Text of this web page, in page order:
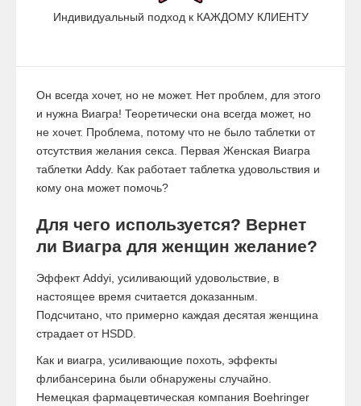
Индивидуальный подход к КАЖДОМУ КЛИЕНТУ
Он всегда хочет, но не может. Нет проблем, для этого
и нужна Виагра! Теоретически она всегда может, но
не хочет. Проблема, потому что не было таблетки от
отсутствия желания секса. Первая Женская Виагра
таблетки Addy. Как работает таблетка удовольствия и
кому она может помочь?
Для чего используется? Вернет
ли Виагра для женщин желание?
Эффект Addyi, усиливающий удовольствие, в
настоящее время считается доказанным.
Подсчитано, что примерно каждая десятая женщина
страдает от HSDD.
Как и виагра, усиливающие похоть, эффекты
флибансерина были обнаружены случайно.
Немецкая фармацевтическая компания Boehringer